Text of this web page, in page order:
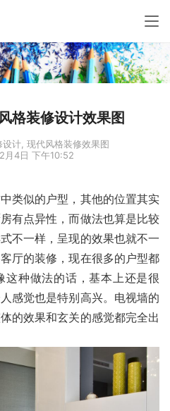
格装修设计效果图
设计, 现代风格装修效果图
月4日 下午10:52
类似的户型，其他的位置其实
有点异性，而做法也算是比较
不一样，呈现的效果也就不一
厅的装修，现在很多的户型都
这种做法的话，基本上还是很
感觉也是特别高兴。电视墙的
的效果和玄关的感觉都完全出